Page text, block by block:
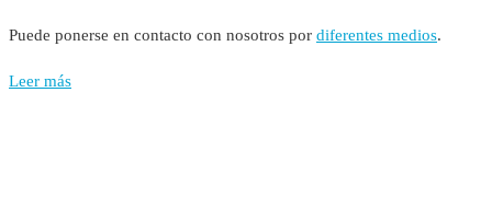
Puede ponerse en contacto con nosotros por diferentes medios.
Leer más